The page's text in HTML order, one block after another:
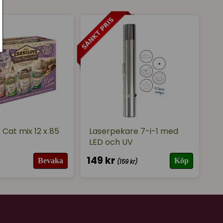
lignocellulosa 1%, blötdjur och
glukosaminsulfat 0,05%), cikoriainulin (FOS 0,1%)
C 335mg, biotin 0,1mg, taurin 700mg, L-karnitin
pentahydrat) 1mg, mangan
3mg, zink (zinksulfat, monohydrat) 20mg, jod
omega-3 0,1%), växttråd 1%, råaska 1,9%
natrium 0,2%), vatten 82%
bör hållas kall (max + 8°C) och serveras
mix 12 x 85
Bevaka
Laserpekare 7-i-1 med
LED och UV
149 kr (159 kr) Köp